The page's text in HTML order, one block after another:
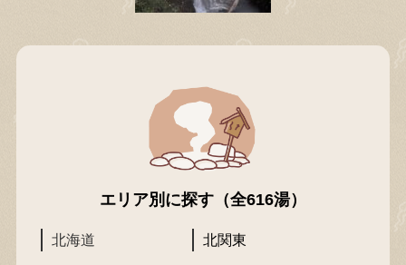
エリア別に探す（全616湯）
北海道 北関東